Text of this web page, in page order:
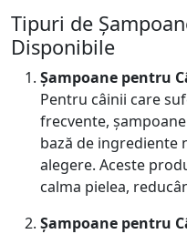
Tipuri de
Disponibile
Șampoane pentru
Pentru câinii care
frecvente,
bază de ingrediente
alegere. Aceste
calma pielea,
Șampoane pentru